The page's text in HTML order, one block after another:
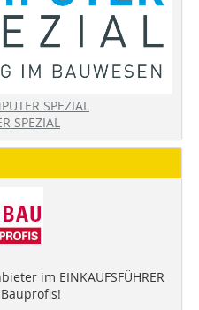
SPEZIAL
SPEZIAL
im EINKAUFSFÜHRER